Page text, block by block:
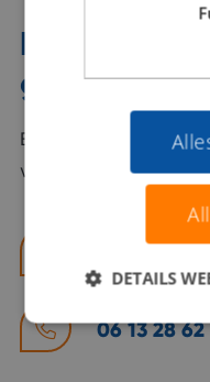
Interesse?
graag
Bel of mail Benno met
voor je klaar en helpt
06 13 28 62
DETAILS